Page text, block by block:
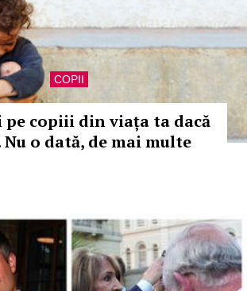
COPII
copiii din viața ta dacă
o dată, de mai multe